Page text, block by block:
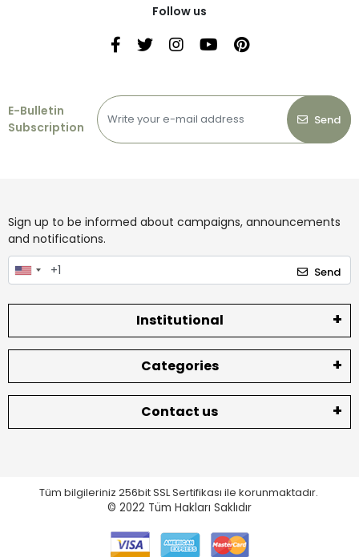
Follow us
E-Bulletin
Subscription
Send
Sign up to be informed about campaigns, announcements
and notifications.
Send
Institutional
Categories
Contact us
Tüm bilgileriniz 256bit SSL Sertifikası ile korunmaktadır.
© 2022 Tüm Hakları Saklıdır